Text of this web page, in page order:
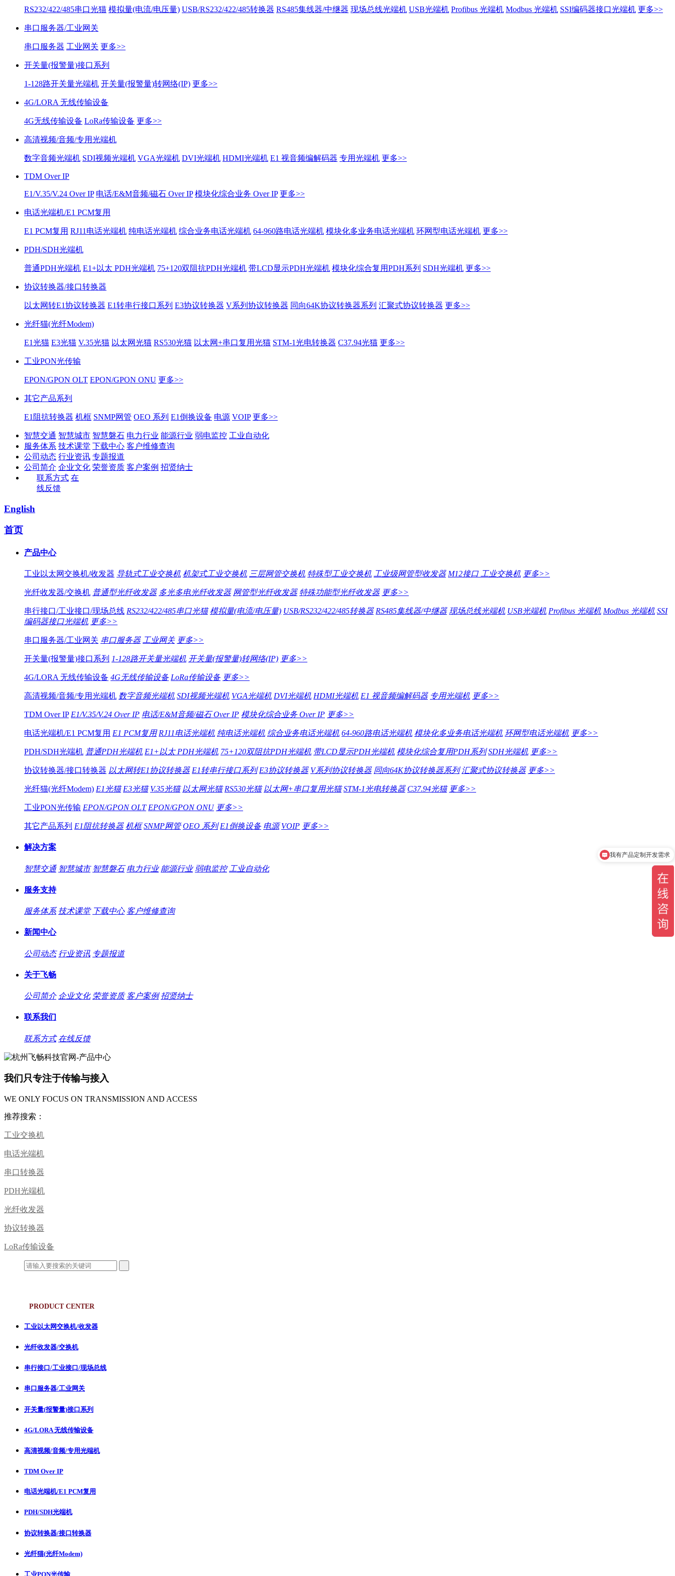
RS232/422/485串口光猫 模拟量(电流/电压量) USB/RS232/422/485转换器 RS485集线器/中继器 现场总线光端机 USB光端机 Profibus 光端机 Modbus 光端机 SSI编码器接口光端机 更多>>
串口服务器/工业网关
串口服务器 工业网关 更多>>
开关量(报警量)接口系列
1-128路开关量光端机 开关量(报警量)转网络(IP) 更多>>
4G/LORA 无线传输设备
4G无线传输设备 LoRa传输设备 更多>>
高清视频/音频/专用光端机
数字音频光端机 SDI视频光端机 VGA光端机 DVI光端机 HDMI光端机 E1 视音频编解码器 专用光端机 更多>>
TDM Over IP
E1/V.35/V.24 Over IP 电话/E&M音频/磁石 Over IP 模块化综合业务 Over IP 更多>>
电话光端机/E1 PCM复用
E1 PCM复用 RJ11电话光端机 纯电话光端机 综合业务电话光端机 64-960路电话光端机 模块化多业务电话光端机 环网型电话光端机 更多>>
PDH/SDH光端机
普通PDH光端机 E1+以太 PDH光端机 75+120双阻抗PDH光端机 带LCD显示PDH光端机 模块化综合复用PDH系列 SDH光端机 更多>>
协议转换器/接口转换器
以太网转E1协议转换器 E1转串行接口系列 E3协议转换器 V系列协议转换器 同向64K协议转换器系列 汇聚式协议转换器 更多>>
光纤猫(光纤Modem)
E1光猫 E3光猫 V.35光猫 以太网光猫 RS530光猫 以太网+串口复用光猫 STM-1光电转换器 C37.94光猫 更多>>
工业PON光传输
EPON/GPON OLT EPON/GPON ONU 更多>>
其它产品系列
E1阻抗转换器 机框 SNMP网管 OEO 系列 E1倒换设备 电源 VOIP 更多>>
智慧交通 智慧城市 智慧磐石 电力行业 能源行业 弱电监控 工业自动化
服务体系 技术课堂 下载中心 客户维修查询
公司动态 行业资讯 专题报道
公司简介 企业文化 荣誉资质 客户案例 招贤纳士
联系方式 在
线反馈
English
首页
产品中心
工业以太网交换机/收发器 导轨式工业交换机 机架式工业交换机 三层网管交换机 特殊型工业交换机 工业级网管型收发器 M12接口 工业交换机 更多>>
光纤收发器/交换机 普通型光纤收发器 多光多电光纤收发器 网管型光纤收发器 特殊功能型光纤收发器 更多>>
串行接口/工业接口/现场总线 RS232/422/485串口光猫 模拟量(电流/电压量) USB/RS232/422/485转换器 RS485集线器/中继器 现场总线光端机 USB光端机 Profibus 光端机 Modbus 光端机 SSI
编码器接口光端机 更多>>
串口服务器/工业网关 串口服务器 工业网关 更多>>
开关量(报警量)接口系列 1-128路开关量光端机 开关量(报警量)转网络(IP) 更多>>
4G/LORA 无线传输设备 4G无线传输设备 LoRa传输设备 更多>>
高清视频/音频/专用光端机 数字音频光端机 SDI视频光端机 VGA光端机 DVI光端机 HDMI光端机 E1 视音频编解码器 专用光端机 更多>>
TDM Over IP E1/V.35/V.24 Over IP 电话/E&M音频/磁石 Over IP 模块化综合业务 Over IP 更多>>
电话光端机/E1 PCM复用 E1 PCM复用 RJ11电话光端机 纯电话光端机 综合业务电话光端机 64-960路电话光端机 模块化多业务电话光端机 环网型电话光端机 更多>>
PDH/SDH光端机 普通PDH光端机 E1+以太 PDH光端机 75+120双阻抗PDH光端机 带LCD显示PDH光端机 模块化综合复用PDH系列 SDH光端机 更多>>
协议转换器/接口转换器 以太网转E1协议转换器 E1转串行接口系列 E3协议转换器 V系列协议转换器 同向64K协议转换器系列 汇聚式协议转换器 更多>>
光纤猫(光纤Modem) E1光猫 E3光猫 V.35光猫 以太网光猫 RS530光猫 以太网+串口复用光猫 STM-1光电转换器 C37.94光猫 更多>>
工业PON光传输 EPON/GPON OLT EPON/GPON ONU 更多>>
其它产品系列 E1阻抗转换器 机框 SNMP网管 OEO 系列 E1倒换设备 电源 VOIP 更多>>
解决方案
智慧交通 智慧城市 智慧磐石 电力行业 能源行业 弱电监控 工业自动化
服务支持
服务体系 技术课堂 下载中心 客户维修查询
新闻中心
公司动态 行业资讯 专题报道
关于飞畅
公司简介 企业文化 荣誉资质 客户案例 招贤纳士
联系我们
联系方式 在线反馈
我们只专注于传输与接入
WE ONLY FOCUS ON TRANSMISSION AND ACCESS
推荐搜索：
工业交换机
电话光端机
串口转换器
PDH光端机
光纤收发器
协议转换器
LoRa传输设备
PRODUCT CENTER
工业以太网交换机/收发器
光纤收发器/交换机
串行接口/工业接口/现场总线
串口服务器/工业网关
开关量(报警量)接口系列
4G/LORA 无线传输设备
高清视频/音频/专用光端机
TDM Over IP
电话光端机/E1 PCM复用
PDH/SDH光端机
协议转换器/接口转换器
光纤猫(光纤Modem)
工业PON光传输
我在找串口通信产品